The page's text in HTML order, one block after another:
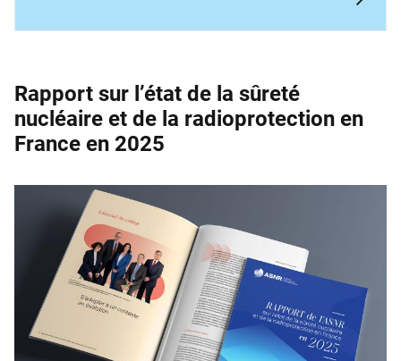
Rapport sur l’état de la sûreté
nucléaire et de la ­radioprotection en
France en 2025